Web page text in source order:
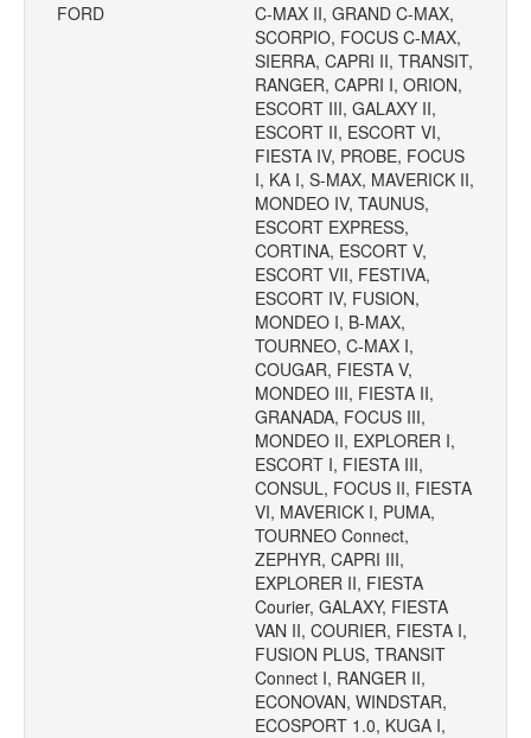
FORD
C-MAX II, GRAND C-MAX,
SCORPIO, FOCUS C-MAX,
SIERRA, CAPRI II, TRANSIT,
RANGER, CAPRI I, ORION,
ESCORT III, GALAXY II,
ESCORT II, ESCORT VI,
FIESTA IV, PROBE, FOCUS
I, KA I, S-MAX, MAVERICK II,
MONDEO IV, TAUNUS,
ESCORT EXPRESS,
CORTINA, ESCORT V,
ESCORT VII, FESTIVA,
ESCORT IV, FUSION,
MONDEO I, B-MAX,
TOURNEO, C-MAX I,
COUGAR, FIESTA V,
MONDEO III, FIESTA II,
GRANADA, FOCUS III,
MONDEO II, EXPLORER I,
ESCORT I, FIESTA III,
CONSUL, FOCUS II, FIESTA
VI, MAVERICK I, PUMA,
TOURNEO Connect,
ZEPHYR, CAPRI III,
EXPLORER II, FIESTA
Courier, GALAXY, FIESTA
VAN II, COURIER, FIESTA I,
FUSION PLUS, TRANSIT
Connect I, RANGER II,
ECONOVAN, WINDSTAR,
ECOSPORT 1.0, KUGA I,